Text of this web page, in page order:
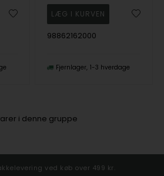
98862162000
Fjernlager 1-3 hverdage
i denne gruppe
ved køb over 499 kr.